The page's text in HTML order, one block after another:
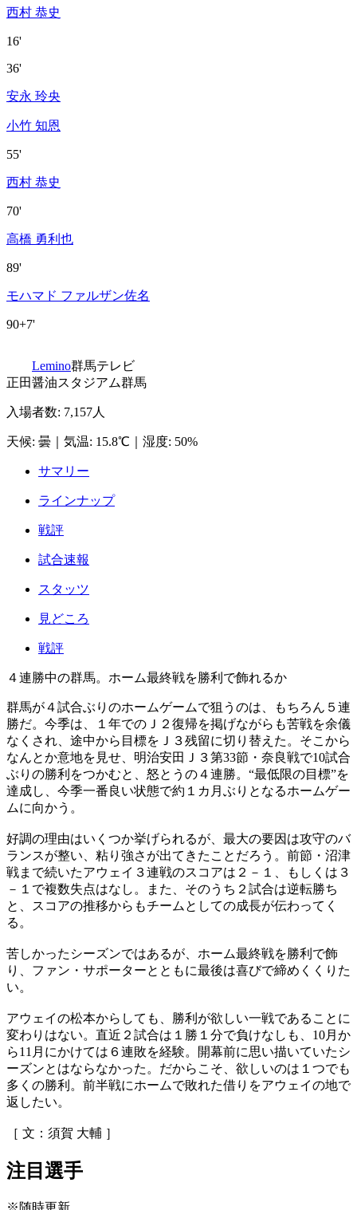
西村 恭史
16'
36'
安永 玲央
小竹 知恩
55'
西村 恭史
70'
高橋 勇利也
89'
モハマド ファルザン佐名
90+7'
Lemino群馬テレビ
正田醤油スタジアム群馬
入場者数: 7,157人
天候: 曇 気温: 15.8℃ 湿度: 50%
サマリー
ラインナップ
戦評
試合速報
スタッツ
見どころ
戦評
４連勝中の群馬。ホーム最終戦を勝利で飾れるか
群馬が４試合ぶりのホームゲームで狙うのは、もちろん５連
勝だ。今季は、１年でのＪ２復帰を掲げながらも苦戦を余儀
なくされ、途中から目標をＪ３残留に切り替えた。そこから
なんとか意地を見せ、明治安田Ｊ３第33節・奈良戦で10試合
ぶりの勝利をつかむと、怒とうの４連勝。“最低限の目標”を
達成し、今季一番良い状態で約１カ月ぶりとなるホームゲー
ムに向かう。
好調の理由はいくつか挙げられるが、最大の要因は攻守のバ
ランスが整い、粘り強さが出てきたことだろう。前節・沼津
戦まで続いたアウェイ３連戦のスコアは２－１、もしくは３
－１で複数失点はなし。また、そのうち２試合は逆転勝ち
と、スコアの推移からもチームとしての成長が伝わってく
る。
苦しかったシーズンではあるが、ホーム最終戦を勝利で飾
り、ファン・サポーターとともに最後は喜びで締めくくりた
い。
アウェイの松本からしても、勝利が欲しい一戦であることに
変わりはない。直近２試合は１勝１分で負けなしも、10月か
ら11月にかけては６連敗を経験。開幕前に思い描いていたシ
ーズンとはならなかった。だからこそ、欲しいのは１つでも
多くの勝利。前半戦にホームで敗れた借りをアウェイの地で
返したい。
［ 文：須賀 大輔 ］
注目選手